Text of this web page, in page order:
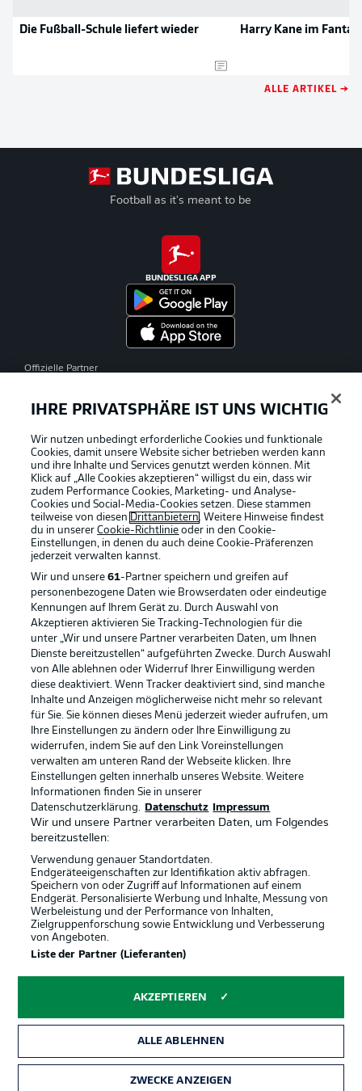
Die Fußball-Schule liefert wieder Harry Kane im
ALLE ARTIKEL →
Football as it's meant to be
BUNDESLIGA APP
Offizielle Partner
Rechtliche Hinweise Voreinstellungen verwalten
Datenschutz Nutzungsbedingungen
Broadcaster Kontakt
Jobs Impressum
Partner Spieler
Liveticker
© 2026 Bundesliga-Gruppe GmbH
Anzeige Modus
IHRE PRIVATSPHÄRE IST UNS WICHTIG
Wir nutzen unbedingt erforderliche Cookies und funktionale
Cookies, damit unsere Website sicher betrieben werden kann
und ihre Inhalte und Services genutzt werden können. Mit
Klick auf „Alle Cookies akzeptieren“ willigst du ein, dass wir
zudem Performance Cookies, Marketing- und Analyse-
Cookies und Social-Media-Cookies setzen. Diese stammen
teilweise von diesen Drittanbietern. Weitere Hinweise findest
du in unsererCookie-Richtlinie oder in den Cookie-
Einstellungen, in denen du auch deine Cookie-Präferenzen
jederzeit verwalten kannst.
Wir und unsere61-Partner speichern und greifen auf
personenbezogene Daten wie Browserdaten oder eindeutige
Kennungen auf Ihrem Gerät zu. Durch Auswahl von
Akzeptieren aktivieren Sie Tracking-Technologien für die
unter „Wir und unsere Partner verarbeiten Daten, um Ihnen
Dienste bereitzustellen“ aufgeführten Zwecke. Durch Auswahl
von Alle ablehnen oder Widerruf Ihrer Einwilligung werden
diese deaktiviert. Wenn Tracker deaktiviert sind, sind manche
Inhalte und Anzeigen möglicherweise nicht mehr so relevant
für Sie. Sie können dieses Menü jederzeit wieder aufrufen, um
Ihre Einstellungen zu ändern oder Ihre Einwilligung zu
widerrufen, indem Sie auf den Link Voreinstellungen
verwalten am unteren Rand der Webseite klicken. Ihre
Einstellungen gelten innerhalb unseres Website. Weitere
Informationen finden Sie in unserer
Datenschutzerklärung.
Datenschutz Impressum
Wir und unsere Partner verarbeiten Daten, um Folgendes
bereitzustellen:
Verwendung genauer Standortdaten.
Endgeräteeigenschaften zur Identifikation aktiv abfragen.
Speichern von oder Zugriff auf Informationen auf einem
Endgerät. Personalisierte Werbung und Inhalte, Messung von
Werbeleistung und der Performance von Inhalten,
Zielgruppenforschung sowie Entwicklung und Verbesserung
von Angeboten.
Liste der Partner (Lieferanten)
AKZEPTIEREN
ALLE ABLEHNEN
ZWECKE ANZEIGEN